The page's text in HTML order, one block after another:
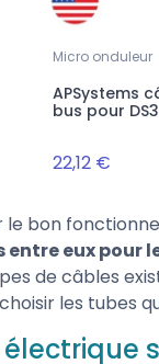
le bon
entre eux
de câbles
les tubes
Micro onduleur
APSystems
bus pour DS3
22,12 €